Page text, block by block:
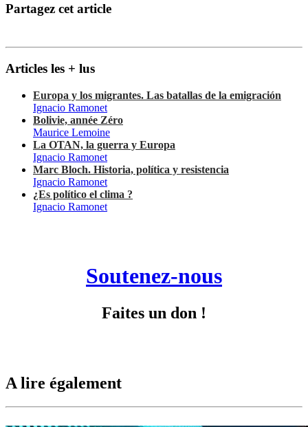
Partagez cet article
Articles les + lus
Europa y los migrantes. Las batallas de la emigración
Ignacio Ramonet
Bolivie, année Zéro
Maurice Lemoine
La OTAN, la guerra y Europa
Ignacio Ramonet
Marc Bloch. Historia, política y resistencia
Ignacio Ramonet
¿Es político el clima ?
Ignacio Ramonet
Soutenez-nous
Faites un don !
A lire également